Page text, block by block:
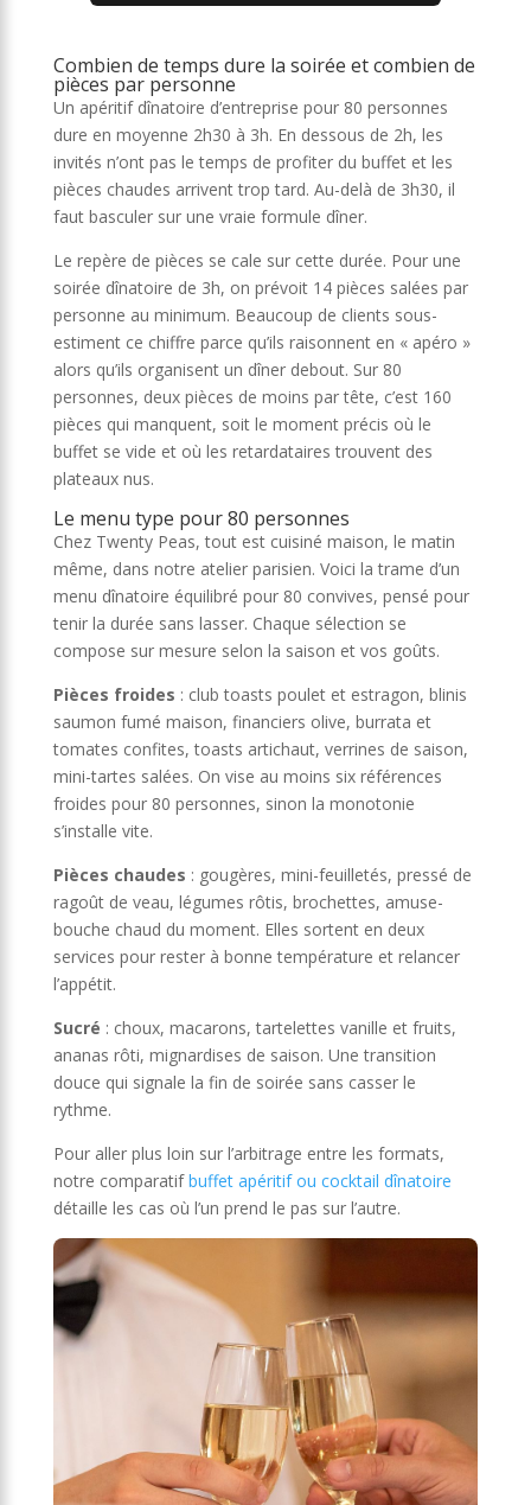
Combien de temps dure la soirée et combien de
pièces par personne
Un apéritif dînatoire d’entreprise pour 80 personnes
dure en moyenne 2h30 à 3h. En dessous de 2h, les
invités n’ont pas le temps de profiter du buffet et les
pièces chaudes arrivent trop tard. Au-delà de 3h30, il
faut basculer sur une vraie formule dîner.
Le repère de pièces se cale sur cette durée. Pour une
soirée dînatoire de 3h, on prévoit 14 pièces salées par
personne au minimum. Beaucoup de clients sous-
estiment ce chiffre parce qu’ils raisonnent en « apéro »
alors qu’ils organisent un dîner debout. Sur 80
personnes, deux pièces de moins par tête, c’est 160
pièces qui manquent, soit le moment précis où le
buffet se vide et où les retardataires trouvent des
plateaux nus.
Le menu type pour 80 personnes
Chez Twenty Peas, tout est cuisiné maison, le matin
même, dans notre atelier parisien. Voici la trame d’un
menu dînatoire équilibré pour 80 convives, pensé pour
tenir la durée sans lasser. Chaque sélection se
compose sur mesure selon la saison et vos goûts.
Pièces froides : club toasts poulet et estragon, blinis
saumon fumé maison, financiers olive, burrata et
tomates confites, toasts artichaut, verrines de saison,
mini-tartes salées. On vise au moins six références
froides pour 80 personnes, sinon la monotonie
s’installe vite.
Pièces chaudes : gougères, mini-feuilletés, pressé de
ragoût de veau, légumes rôtis, brochettes, amuse-
bouche chaud du moment. Elles sortent en deux
services pour rester à bonne température et relancer
l’appétit.
Sucré : choux, macarons, tartelettes vanille et fruits,
ananas rôti, mignardises de saison. Une transition
douce qui signale la fin de soirée sans casser le
rythme.
Pour aller plus loin sur l’arbitrage entre les formats,
notre comparatifbuffet apéritif ou cocktail dînatoire
détaille les cas où l’un prend le pas sur l’autre.